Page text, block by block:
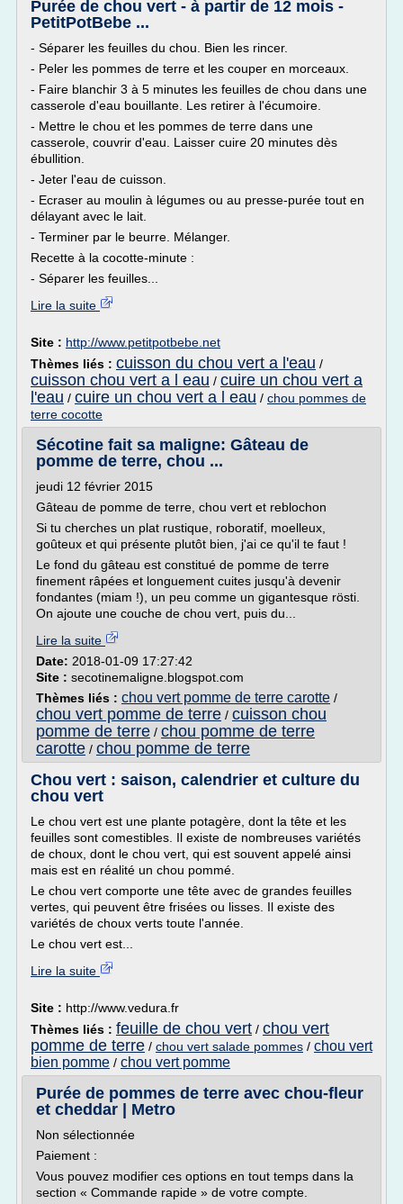
Purée de chou vert - à partir de 12 mois -
PetitPotBebe ...
- Séparer les feuilles du chou. Bien les rincer.
- Peler les pommes de terre et les couper en morceaux.
- Faire blanchir 3 à 5 minutes les feuilles de chou dans une
casserole d'eau bouillante. Les retirer à l'écumoire.
- Mettre le chou et les pommes de terre dans une
casserole, couvrir d'eau. Laisser cuire 20 minutes dès
ébullition.
- Jeter l'eau de cuisson.
- Ecraser au moulin à légumes ou au presse-purée tout en
délayant avec le lait.
- Terminer par le beurre. Mélanger.
Recette à la cocotte-minute :
- Séparer les feuilles...
Lire la suite
Site : http://www.petitpotbebe.net
Thèmes liés : cuisson du chou vert a l'eau /
cuisson chou vert a l eau / cuire un chou vert a
l'eau / cuire un chou vert a l eau / chou pommes de
terre cocotte
Sécotine fait sa maligne: Gâteau de
pomme de terre, chou ...
jeudi 12 février 2015
Gâteau de pomme de terre, chou vert et reblochon
Si tu cherches un plat rustique, roboratif, moelleux,
goûteux et qui présente plutôt bien, j'ai ce qu'il te faut !
Le fond du gâteau est constitué de pomme de terre
finement râpées et longuement cuites jusqu'à devenir
fondantes (miam !), un peu comme un gigantesque rösti.
On ajoute une couche de chou vert, puis du...
Lire la suite
Date: 2018-01-09 17:27:42
Site : secotinemaligne.blogspot.com
Thèmes liés : chou vert pomme de terre carotte /
chou vert pomme de terre / cuisson chou
pomme de terre / chou pomme de terre
carotte / chou pomme de terre
Chou vert : saison, calendrier et culture du
chou vert
Le chou vert est une plante potagère, dont la tête et les
feuilles sont comestibles. Il existe de nombreuses variétés
de choux, dont le chou vert, qui est souvent appelé ainsi
mais est en réalité un chou pommé.
Le chou vert comporte une tête avec de grandes feuilles
vertes, qui peuvent être frisées ou lisses. Il existe des
variétés de choux verts toute l'année.
Le chou vert est...
Lire la suite
Site : http://www.vedura.fr
Thèmes liés : feuille de chou vert / chou vert
pomme de terre / chou vert salade pommes / chou vert
bien pomme / chou vert pomme
Purée de pommes de terre avec chou-fleur
et cheddar | Metro
Non sélectionnée
Paiement :
Vous pouvez modifier ces options en tout temps dans la
section « Commande rapide » de votre compte.